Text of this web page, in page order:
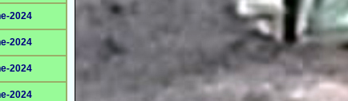
2024
2024
2024
2024